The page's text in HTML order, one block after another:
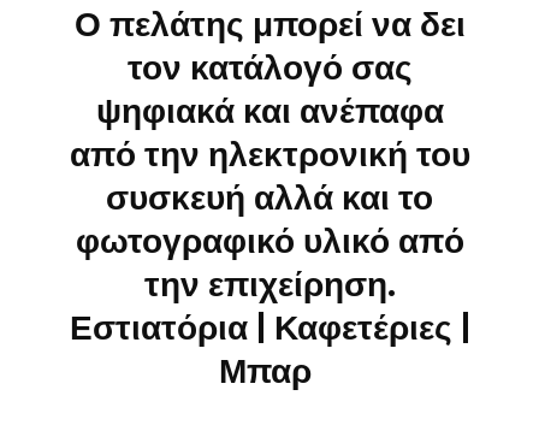
Ο πελάτης μπορεί να δει
τον κατάλογό σας
ψηφιακά και ανέπαφα
από την ηλεκτρονική του
συσκευή αλλά και το
φωτογραφικό υλικό από
την επιχείρηση.
Εστιατόρια | Καφετέριες |
Μπαρ